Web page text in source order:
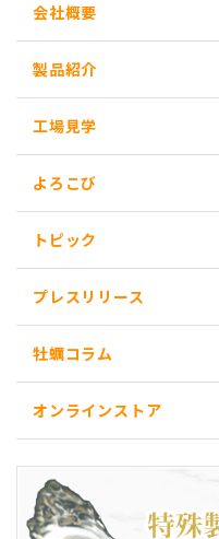
会社概要
製品紹介
工場見学
よろこび
トピック
プレスリリース
牡蠣コラム
オンラインストア